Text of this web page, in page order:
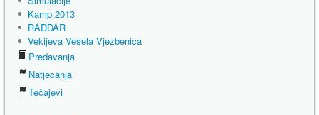
Kamp 2013
RADDAR
Vekijeva Vesela Vjezbenica
Predavanja
Natjecanja
Tečajevi